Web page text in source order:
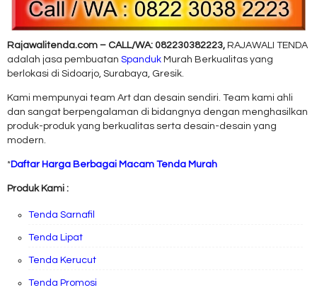
Rajawalitenda.com – CALL/WA: 082230382223, RAJAWALI TENDA
adalah jasa pembuatan Spanduk Murah Berkualitas yang
berlokasi di Sidoarjo, Surabaya, Gresik.
Kami mempunyai team Art dan desain sendiri. Team kami ahli
dan sangat berpengalaman di bidangnya dengan menghasilkan
produk-produk yang berkualitas serta desain-desain yang
modern.
*Daftar Harga Berbagai Macam Tenda Murah
Produk Kami :
Tenda Sarnafil
Tenda Lipat
Tenda Kerucut
Tenda Promosi